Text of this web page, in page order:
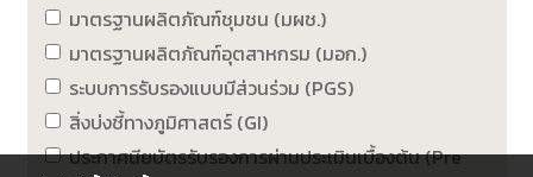
มาตรฐานผลิตภัณฑ์ชุมชน (มผช.)
มาตรฐานผลิตภัณฑ์อุตสาหกรม (มอก.)
ระบบการรับรองแบบมีส่วนร่วม (PGS)
สิ่งบ่งชี้ทางภูมิศาสตร์ (GI)
ประกาศนียบัตรรับรองการผ่านประเมินเบื้องต้น (Pre